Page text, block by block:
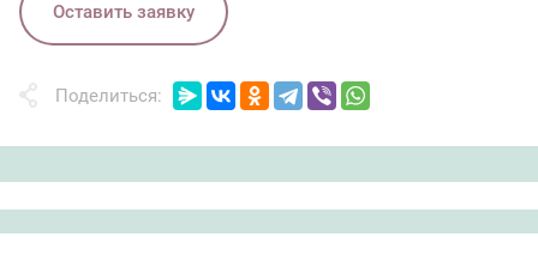
Оставить заявку
Поделиться: